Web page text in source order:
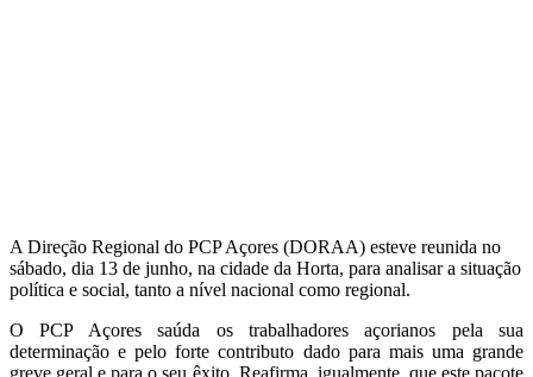
A Direção Regional do PCP Açores (DORAA) esteve reunida no
sábado, dia 13 de junho, na cidade da Horta, para analisar a situação
política e social, tanto a nível nacional como regional.
O PCP Açores saúda os trabalhadores açorianos pela sua
determinação e pelo forte contributo dado para mais uma grande